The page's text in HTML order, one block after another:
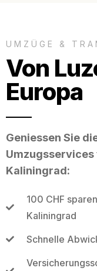
UMZÜGE &
Von
Europa
Geniessen Sie
Umzugsservices
Kaliningrad:
100 CHF
Kaliningrad
Schnelle